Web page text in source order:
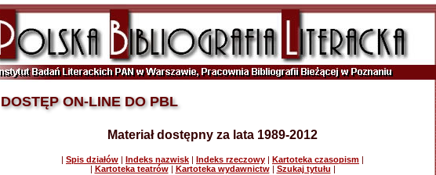
DOSTĘP ON-LINE DO PBL
Materiał dostępny za lata 1989-2012
| Spis działów | Indeks nazwisk | Indeks rzeczowy | Kartoteka czasopism |
| Kartoteka teatrów| Kartoteka wydawnictw| Szukaj tytułu |